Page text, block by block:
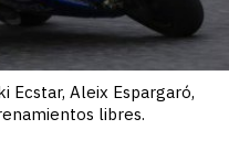
Ecstar, Aleix Espargaró,
libres.